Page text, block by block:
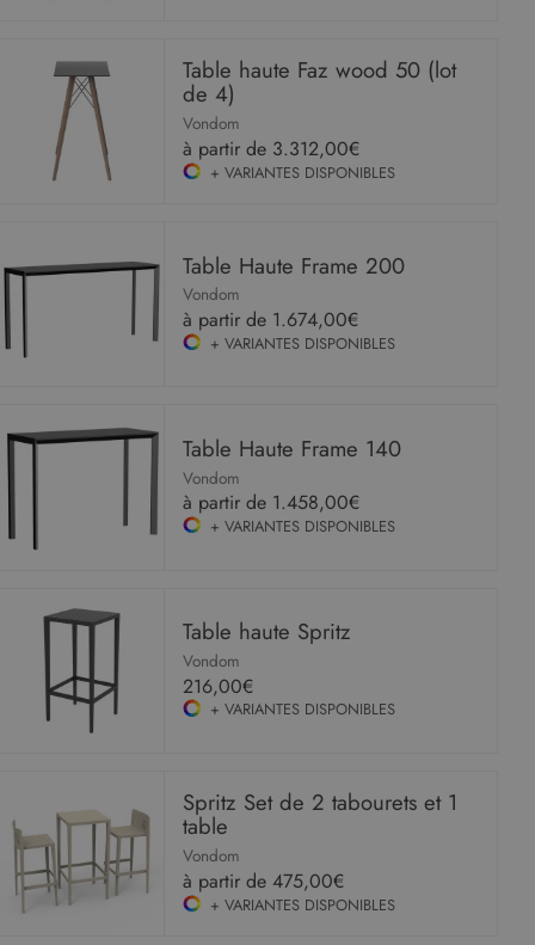
Table haute Faz wood 50 (lot
de 4)
Vondom
à partir de 3.312,00€
+ VARIANTES DISPONIBLES
Table Haute Frame 200
Vondom
à partir de 1.674,00€
+ VARIANTES DISPONIBLES
Table Haute Frame 140
Vondom
à partir de 1.458,00€
+ VARIANTES DISPONIBLES
Table haute Spritz
Vondom
216,00€
+ VARIANTES DISPONIBLES
Spritz Set de 2 tabourets et 1
table
Vondom
à partir de475,00€
+ VARIANTES DISPONIBLES